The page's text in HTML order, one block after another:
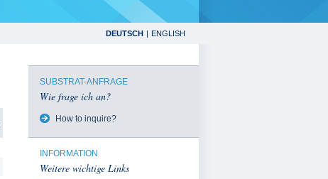
DEUTSCH | ENGLISH
SUBSTRAT-ANFRAGE
Wie frage ich an?
How to inquire?
INFORMATION
Weitere wichtige Links